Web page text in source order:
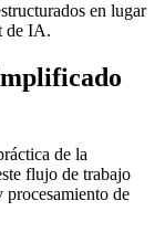
en lugar
de IA.
de la
flujo de trabajo
procesamiento de